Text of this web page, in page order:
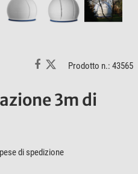
Prodotto n.: 43565
3m di
di spedizione